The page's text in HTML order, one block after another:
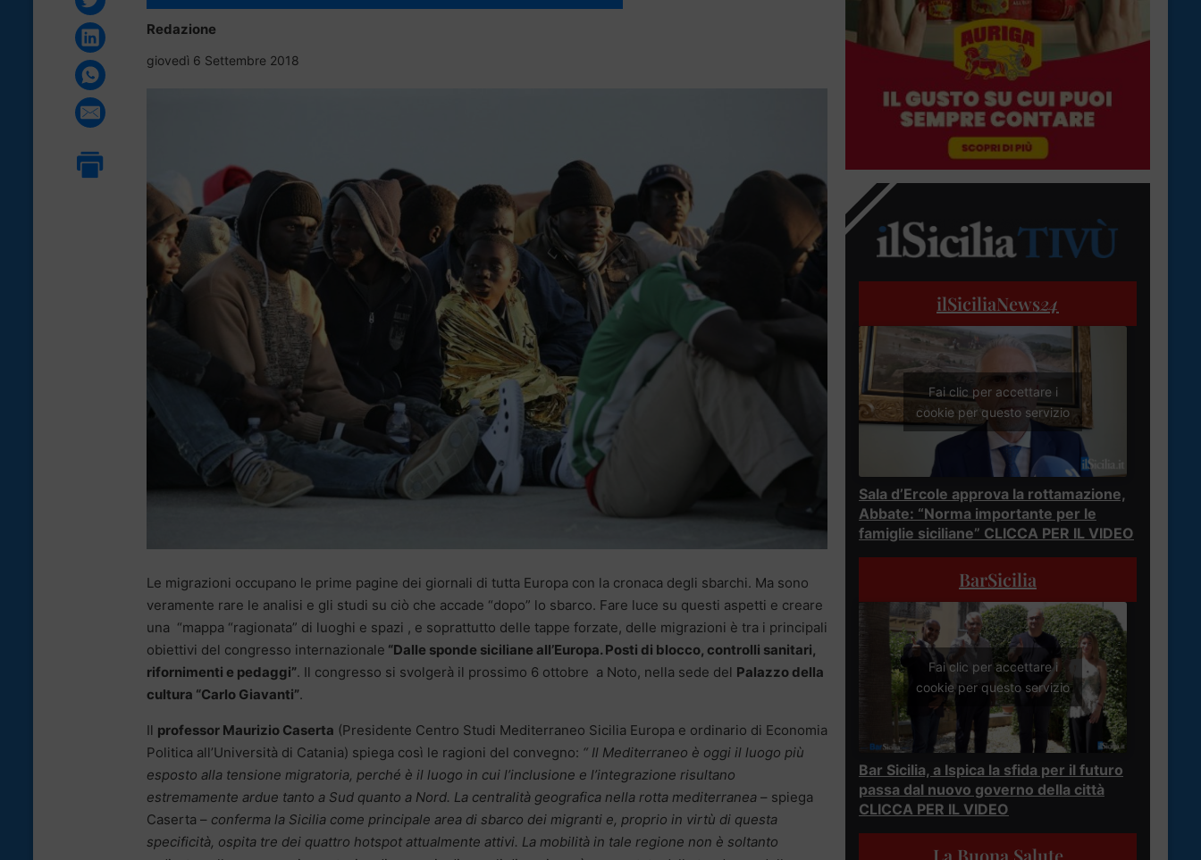
Redazione
giovedì 6 Settembre 2018
Le migrazioni occupano le prime pagine dei giornali di tutta Europa con la cronaca degli sbarchi. Ma sono
veramente rare le analisi e gli studi su ciò che accade “dopo” lo sbarco. Fare luce su questi aspetti e creare
una “mappa “ragionata” di luoghi e spazi , e soprattutto delle tappe forzate, delle migrazioni è tra i principali
obiettivi del congresso internazionale “Dalle sponde siciliane all’Europa. Posti di blocco, controlli sanitari,
rifornimenti e pedaggi”. Il congresso si svolgerà il prossimo 6 ottobre a Noto, nella sede del Palazzo della
cultura “Carlo Giavanti”.
Il professor Maurizio Caserta (Presidente Centro Studi Mediterraneo Sicilia Europa e ordinario di Economia
Politica all’Università di Catania) spiega così le ragioni del convegno: “ Il Mediterraneo è oggi il luogo più
esposto alla tensione migratoria, perché è il luogo in cui l’inclusione e l’integrazione risultano
estremamente ardue tanto a Sud quanto a Nord. La centralità geografica nella rotta mediterranea – spiega
Caserta – conferma la Sicilia come principale area di sbarco dei migranti e, proprio in virtù di questa
specificità, ospita tre dei quattro hotspot attualmente attivi. La mobilità in tale regione non è soltanto
ilSiciliaNews24
Fai clic per accettare i
cookie per questo servizio
Sala d’Ercole approva la rottamazione,
Abbate: “Norma importante per le
famiglie siciliane” CLICCA PER IL VIDEO
BarSicilia
Fai clic per accettare i
cookie per questo servizio
Bar Sicilia, a Ispica la sfida per il futuro
passa dal nuovo governo della città
CLICCA PER IL VIDEO
La Buona Salute